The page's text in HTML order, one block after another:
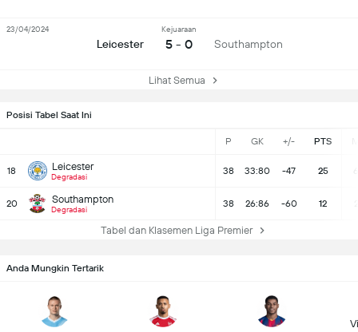
Posisi Tabel Saat Ini
P GK +/- PTS
18 Leicester
Degradasi
38 33:80 -47 25
20 Southampton
Degradasi
38 26:86 -60 12
Tabel dan Klasemen Liga Premier
Leicester
Kejuaraan
5 - 0 Southampton
23/04/2024
Lihat Semua
Anda Mungkin Tertarik